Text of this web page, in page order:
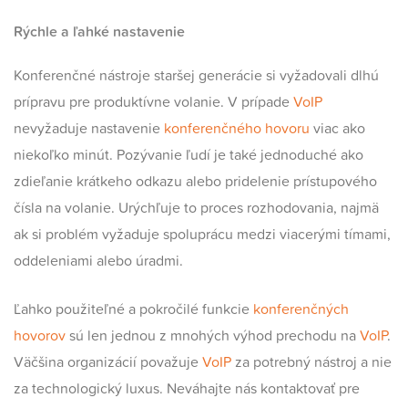
Rýchle a ľahké nastavenie
Konferenčné nástroje staršej generácie si vyžadovali dlhú
prípravu pre produktívne volanie. V prípade VoIP
nevyžaduje nastavenie konferenčného hovoru viac ako
niekoľko minút. Pozývanie ľudí je také jednoduché ako
zdieľanie krátkeho odkazu alebo pridelenie prístupového
čísla na volanie. Urýchľuje to proces rozhodovania, najmä
ak si problém vyžaduje spoluprácu medzi viacerými tímami,
oddeleniami alebo úradmi.
Ľahko použiteľné a pokročilé funkcie konferenčných
hovorovsú len jednou z mnohých výhod prechodu naVoIP.
Väčšina organizácií považuje VoIP za potrebný nástroj a nie
za technologický luxus. Neváhajte nás kontaktovať pre